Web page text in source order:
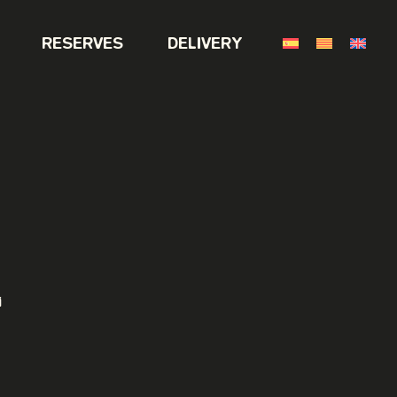
RESERVES DELIVERY